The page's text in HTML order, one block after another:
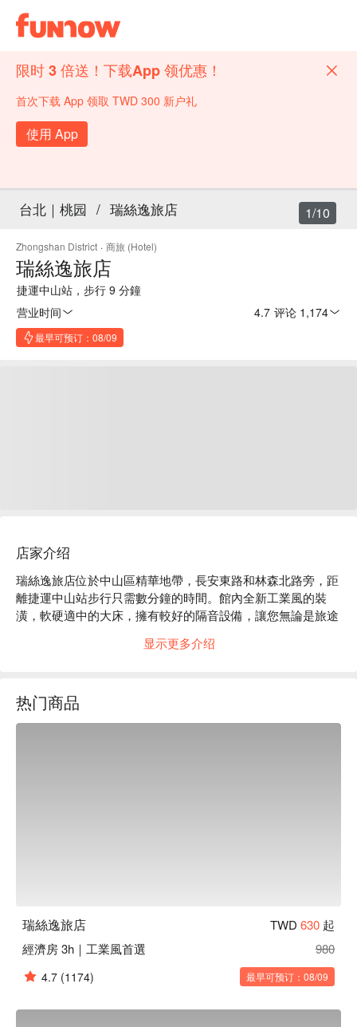
限时 3 倍送！下载App 领优惠！
首次下载 App 领取 TWD 300 新户礼
使用 App
台北｜桃园 / 瑞絲逸旅店
Zhongshan District · 商旅 (Hotel)
瑞絲逸旅店
捷運中山站，步行 9 分鐘
营业时间
4.7· 评论 1,174
最早可预订：08/09
1/10
店家介绍
瑞絲逸旅店位於中山區精華地帶，長安東路和林森北路旁，距
離捷運中山站步行只需數分鐘的時間。館內全新工業風的裝
潢，軟硬適中的大床，擁有較好的隔音設備，讓您無論是旅途
瑞絲逸旅店的評價 : Google 上擁有 4.7 分超高的好評 !
瑞絲逸旅店優惠、瑞絲逸旅店住宿方案、瑞絲逸旅店休息方案
立刻查看⬇︎
显示更多介绍
热门商品
瑞絲逸旅店 TWD 630 起
經濟房 3h｜工業風首選
980
4.7 (1174) 最早可预订：08/09